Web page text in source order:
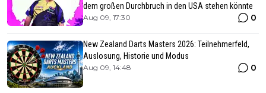
dem großen Durchbruch in den USA stehen könnte
Aug 09, 17:30 0
New Zealand Darts Masters 2026: Teilnehmerfeld,
Auslosung, Historie und Modus
Aug 09, 14:48 0